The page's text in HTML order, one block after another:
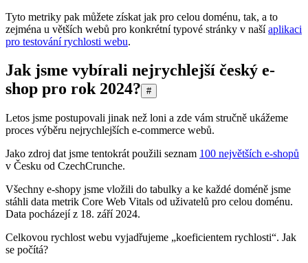
Tyto metriky pak můžete získat jak pro celou doménu, tak, a to
zejména u větších webů pro konkrétní typové stránky v našíaplikaci
pro testování rychlosti webu.
Jak jsme vybírali nejrychlejší český e-
shop pro rok 2024? #
Letos jsme postupovali jinak než loni a zde vám stručně ukážeme
proces výběru nejrychlejších e-commerce webů.
Jako zdroj dat jsme tentokrát použili seznam 100 největších e-shopů
v Česku od CzechCrunche.
Všechny e-shopy jsme vložili do tabulky a ke každé doméně jsme
stáhli data metrik Core Web Vitals od uživatelů pro celou doménu.
Data pocházejí z 18. září 2024.
Celkovou rychlost webu vyjadřujeme „koeficientem rychlosti“. Jak
se počítá?